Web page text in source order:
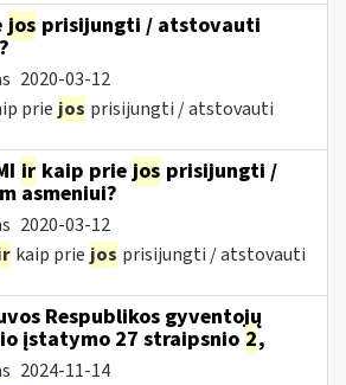
jos prisijungti / atstovauti
2020-03-12
prie jos prisijungti / atstovauti
ir kaip prie jos prisijungti /
asmeniui?
2020-03-12
kaip prie jos prisijungti / atstovauti
Respublikos gyventojų
įstatymo 27 straipsnio 2,
2024-11-14